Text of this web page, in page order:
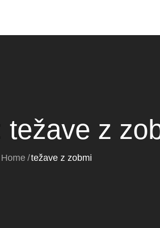
težave z
Home težave z zobmi